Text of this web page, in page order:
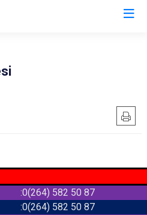
Adapazarı
Arifiye
Erenler
:0(264) 582 50 87
:0(264) 582 50 87